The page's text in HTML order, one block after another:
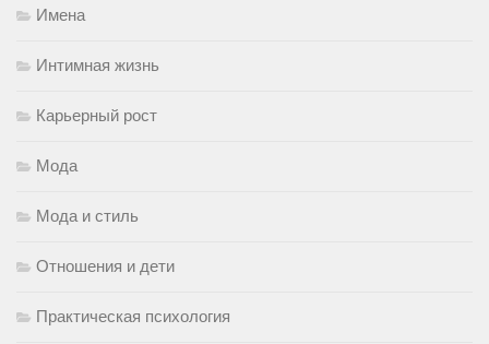
Имена
Интимная жизнь
Карьерный рост
Мода
Мода и стиль
Отношения и дети
Практическая психология